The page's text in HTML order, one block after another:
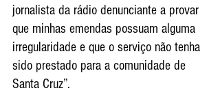
jornalista da rádio denunciante a provar
que minhas emendas possuam alguma
irregularidade e que o serviço não tenha
sido prestado para a comunidade de
Santa Cruz”.